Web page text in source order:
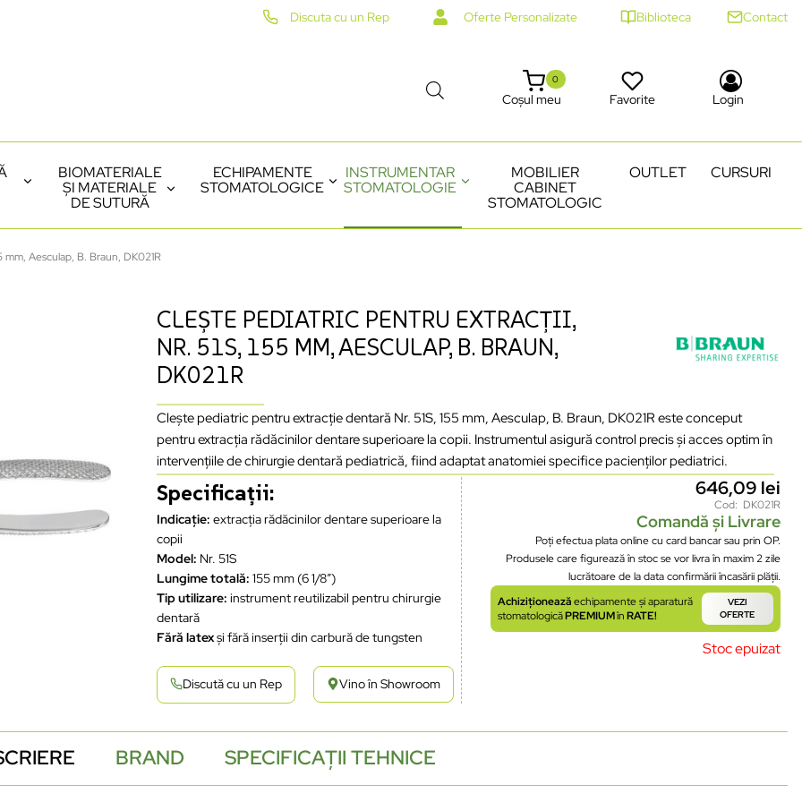
Discuta cu un Rep Oferte Personalizate Biblioteca Contact
Coșul meu
0
Favorite Login
BIOMATERIALE
ȘI MATERIALE
DE SUTURĂ
ECHIPAMENTE
STOMATOLOGICE
INSTRUMENTAR
STOMATOLOGIE
MOBILIER
CABINET
STOMATOLOGIC
OUTLET CURSURI
Aesculap, B. Braun, DK021R
CLEȘTE PEDIATRIC PENTRU EXTRACȚII,
NR. 51S, 155 MM, AESCULAP, B. BRAUN,
DK021R
Clește pediatric pentru extracție dentară Nr. 51S, 155 mm, Aesculap, B. Braun, DK021R este conceput
pentru extracția rădăcinilor dentare superioare la copii. Instrumentul asigură control precis și acces optim în
intervențiile de chirurgie dentară pediatrică, fiind adaptat anatomiei specifice pacienților pediatrici.
Specificații:
Indicație:extracția rădăcinilor dentare superioare la
copii
Model: Nr. 51S
Lungime totală:155 mm (6 1/8″)
Tip utilizare:instrument reutilizabil pentru chirurgie
dentară
Fără latexși fără inserții din carbură de tungsten
Discută cu un Rep Vino în Showroom
646,09 lei
Cod: DK021R
Comandă și Livrare
Poți efectua plata online cu card bancar sau prin OP.
Produsele care figurează în stoc se vor livra în maxim 2 zile
lucrătoare de la data confirmării încasării plății.
Achiziționeazăechipamente și aparatură
stomatologicăPREMIUMînRATE!
VEZI
OFERTE
Stoc epuizat
BRAND SPECIFICAȚII TEHNICE